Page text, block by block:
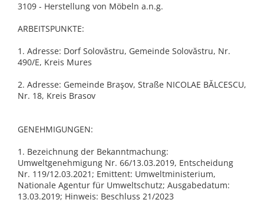
3109 - Herstellung von Möbeln a.n.g.
ARBEITSPUNKTE:
1. Adresse: Dorf Solovăstru, Gemeinde Solovăstru, Nr.
490/E, Kreis Mures
2. Adresse: Gemeinde Braşov, Straße NICOLAE BĂLCESCU,
Nr. 18, Kreis Brasov
GENEHMIGUNGEN:
1. Bezeichnung der Bekanntmachung:
Umweltgenehmigung Nr. 66/13.03.2019, Entscheidung
Nr. 119/12.03.2021; Emittent: Umweltministerium,
Nationale Agentur für Umweltschutz; Ausgabedatum:
13.03.2019; Hinweis: Beschluss 21/2023